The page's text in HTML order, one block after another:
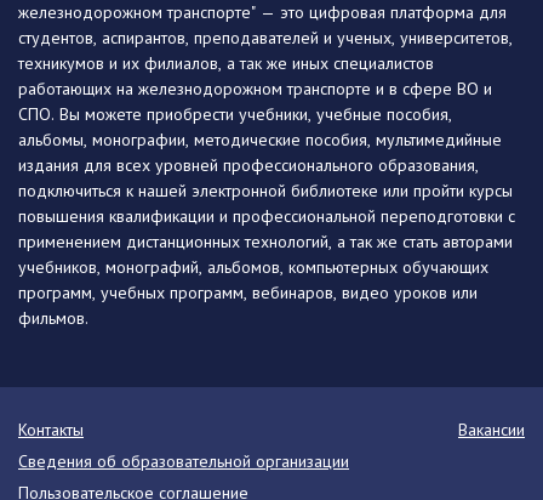
железнодорожном транспорте" — это цифровая платформа для
студентов, аспирантов, преподавателей и ученых, университетов,
техникумов и их филиалов, а так же иных специалистов
работающих на железнодорожном транспорте и в сфере ВО и
СПО. Вы можете приобрести учебники, учебные пособия,
альбомы, монографии, методические пособия, мультимедийные
издания для всех уровней профессионального образования,
подключиться к нашей электронной библиотеке или пройти курсы
повышения квалификации и профессиональной переподготовки с
применением дистанционных технологий, а так же стать авторами
учебников, монографий, альбомов, компьютерных обучающих
программ, учебных программ, вебинаров, видео уроков или
фильмов.
Контакты
Вакансии
Сведения об образовательной организации
Пользовательское соглашение